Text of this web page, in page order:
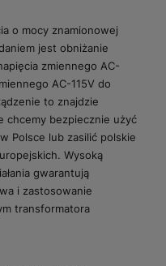
o mocy znamionowej
jest obniżanie
zmiennego AC-
AC-115V do
to znajdzie
chcemy bezpiecznie użyć
Polsce lub zasilić polskie
Wysoką
gwarantują
i zastosowanie
transformatora